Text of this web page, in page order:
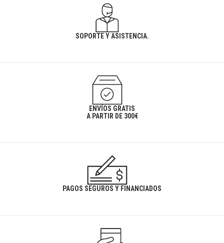
SOPORTE Y ASISTENCIA.
ENVÍOS GRATIS
A PARTIR DE 300€
PAGOS SEGUROS Y FINANCIADOS